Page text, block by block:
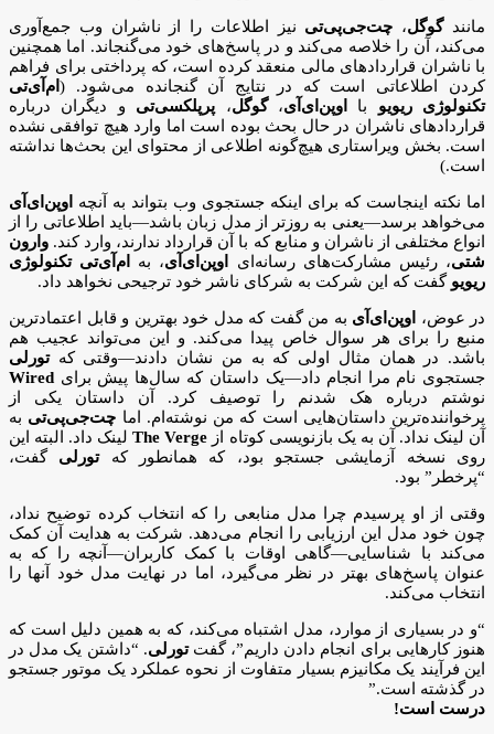
مانندگوگل، چت‌جی‌پی‌تی نیز اطلاعات را از ناشران وب جمع‌آوری
می‌کند، آن را خلاصه می‌کند و در پاسخ‌های خود می‌گنجاند. اما همچنین
با ناشران قراردادهای مالی منعقد کرده است، که پرداختی برای فراهم
کردن اطلاعاتی است که در نتایج آن گنجانده می‌شود. ( ا‌م‌آی‌تی
تکنولوژی ریویو با اوپن‌ای‌آی،گوگل، پرپلکسی‌تی و دیگران درباره
قراردادهای ناشران در حال بحث بوده است اما وارد هیچ توافقی نشده
است. بخش ویراستاری هیچ‌گونه اطلاعی از محتوای این بحث‌ها نداشته
است.)
اما نکته اینجاست که برای اینکه جستجوی وب بتواند به آنچه
اوپن‌ای‌آی
می‌خواهد برسد—یعنی به روزتر از مدل زبان باشد—باید اطلاعاتی را از
انواع مختلفی از ناشران و منابع که با آن قرارداد ندارند، وارد کند. وارون
شتی، رئیس مشارکت‌های رسانه‌ای اوپن‌ای‌آی، به
ا‌م‌آی‌تی تکنولوژی
ریویوگفت که این شرکت به شرکای ناشر خود ترجیحی نخواهد داد.
در عوض، اوپن‌ای‌آی به من گفت که مدل خود بهترین و قابل اعتمادترین
منبع را برای هر سوال خاص پیدا می‌کند. و این می‌تواند عجیب هم
باشد. در همان مثال اولی که به من نشان دادند—وقتی کهتورلی
جستجوی نام مرا انجام داد—یک داستان که سال‌ها پیش برای Wired
نوشتم درباره هک شدنم را توصیف کرد. آن داستان یکی از
پرخواننده‌ترین داستان‌هایی است که من نوشته‌ام. اما چت‌جی‌پی‌تی به
آن لینک نداد. آن به یک بازنویسی کوتاه از The Vergeلینک داد. البته این
روی نسخه آزمایشی جستجو بود، که همانطور کهتورلی گفت،
“پرخطر” بود.
وقتی از او پرسیدم چرا مدل منابعی را که انتخاب کرده توضیح نداد،
چون خود مدل این ارزیابی را انجام می‌دهد. شرکت به هدایت آن کمک
می‌کند با شناسایی—گاهی اوقات با کمک کاربران—آنچه را که به
عنوان پاسخ‌های بهتر در نظر می‌گیرد، اما در نهایت مدل خود آنها را
انتخاب می‌کند.
“و در بسیاری از موارد، مدل اشتباه می‌کند، که به همین دلیل است که
هنوز کارهایی برای انجام دادن داریم”، گفتتورلی. “داشتن یک مدل در
این فرآیند یک مکانیزم بسیار متفاوت از نحوه عملکرد یک موتور جستجو
در گذشته است.”
درست است!